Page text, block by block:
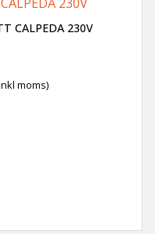
CALPEDA 230V
453 kr.
är: 8 446 kr.
moms)